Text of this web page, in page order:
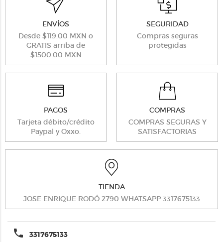
ENVÍOS
Desde $119.00 MXN o
GRATIS arriba de
$1500.00 MXN
SEGURIDAD
Compras seguras
protegidas
PAGOS
Tarjeta débito/crédito
Paypal y Oxxo.
COMPRAS
COMPRAS SEGURAS Y
SATISFACTORIAS
TIENDA
JOSE ENRIQUE RODÓ 2790 WHATSAPP 3317675133
phone 3317675133